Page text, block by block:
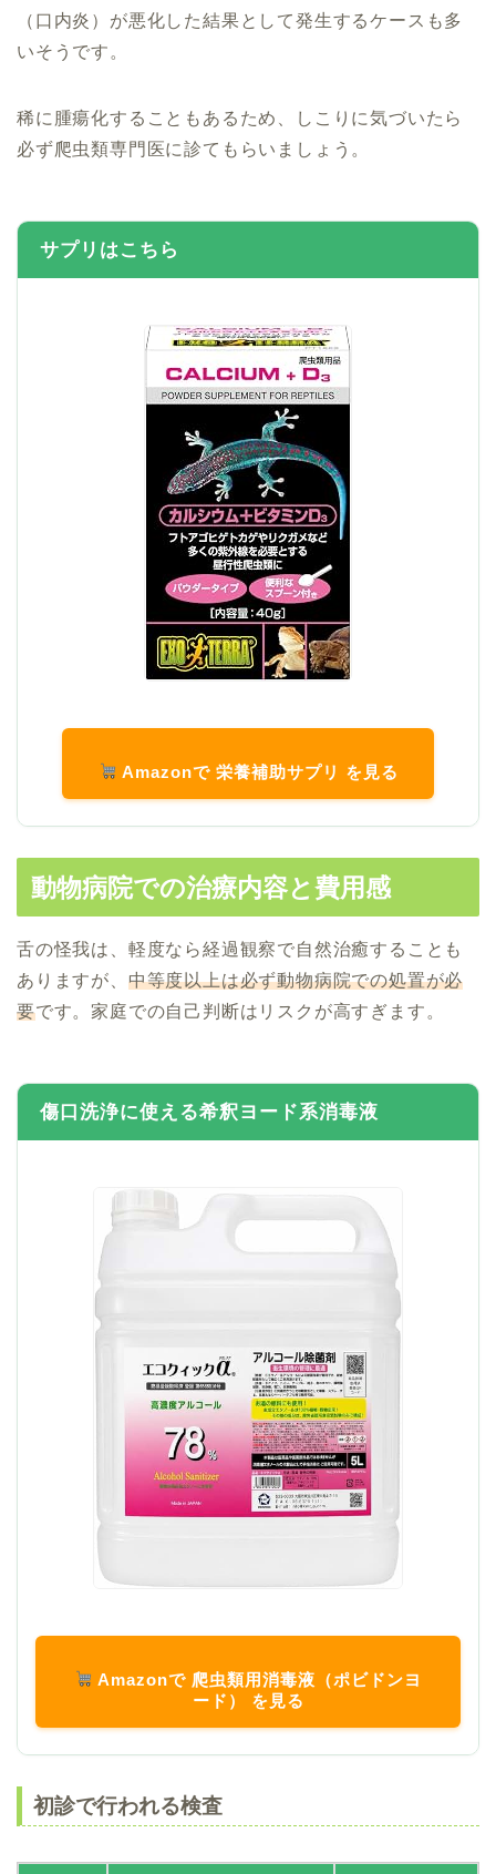
（口内炎）が悪化した結果として発生するケースも多
いそうです。
稀に腫瘍化することもあるため、しこりに気づいたら
必ず爬虫類専門医に診てもらいましょう。
サプリはこちら
Amazonで 栄養補助サプリ を見る
動物病院での治療内容と費用感
舌の怪我は、軽度なら経過観察で自然治癒することも
ありますが、 中等度以上は必ず動物病院での処置が必
要です。家庭での自己判断はリスクが高すぎます。
傷口洗浄に使える希釈ヨード系消毒液
Amazonで 爬虫類用消毒液（ポビドンヨ
ード） を見る
初診で行われる検査